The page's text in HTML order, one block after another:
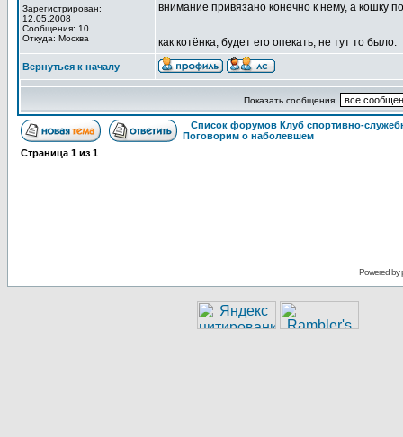
Зарегистрирован:
12.05.2008
Сообщения: 10
Откуда: Москва
внимание привязано конечно к нему, а кошку
как котёнка, будет его опекать, не тут то было.
Вернуться к началу
Показать сообщения:
Список форумов Клуб спортивно-
Поговорим о наболевшем
Страница 1 из 1
Powered by